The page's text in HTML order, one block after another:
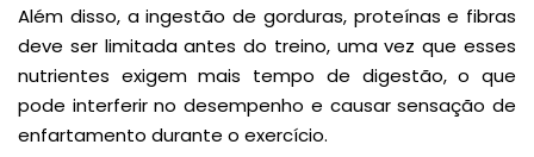
Além disso, a ingestão de gorduras, proteínas e fibras
deve ser limitada antes do treino, uma vez que esses
nutrientes exigem mais tempo de digestão, o que
pode interferir no desempenho e causar sensação de
enfartamento durante o exercício.